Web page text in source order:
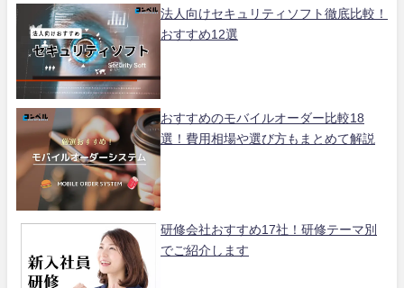
法人向けセキュリティソフト徹底比較！
おすすめ12選
おすすめのモバイルオーダー比較18
選！費用相場や選び方もまとめて解説
研修会社おすすめ17社！研修テーマ別
でご紹介します